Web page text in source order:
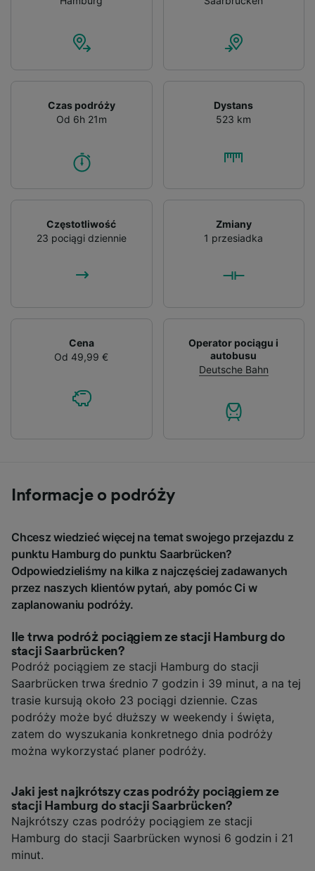
Czas podróży
Od 6h 21m
Dystans
523 km
Częstotliwość
23 pociągi dziennie
Zmiany
1 przesiadka
Cena
Od 49,99 €
Operator pociągu i
autobusu
Deutsche Bahn
Informacje o podróży
Chcesz wiedzieć więcej na temat swojego przejazdu z
punktu Hamburg do punktu Saarbrücken?
Odpowiedzieliśmy na kilka z najczęściej zadawanych
przez naszych klientów pytań, aby pomóc Ci w
zaplanowaniu podróży.
Ile trwa podróż pociągiem ze stacji Hamburg do
stacji Saarbrücken?
Podróż pociągiem ze stacji Hamburg do stacji
Saarbrücken trwa średnio 7 godzin i 39 minut, a na tej
trasie kursują około 23 pociągi dziennie. Czas
podróży może być dłuższy w weekendy i święta,
zatem do wyszukania konkretnego dnia podróży
można wykorzystać planer podróży.
Jaki jest najkrótszy czas podróży pociągiem ze
stacji Hamburg do stacji Saarbrücken?
Najkrótszy czas podróży pociągiem ze stacji
Hamburg do stacji Saarbrücken wynosi 6 godzin i 21
minut.